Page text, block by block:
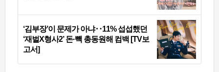
‘김부장’이 문제가 아냐‥11% 섭섭했던
‘재벌X형사2’ 돈·빽 총동원해 컴백 [TV보
고서]